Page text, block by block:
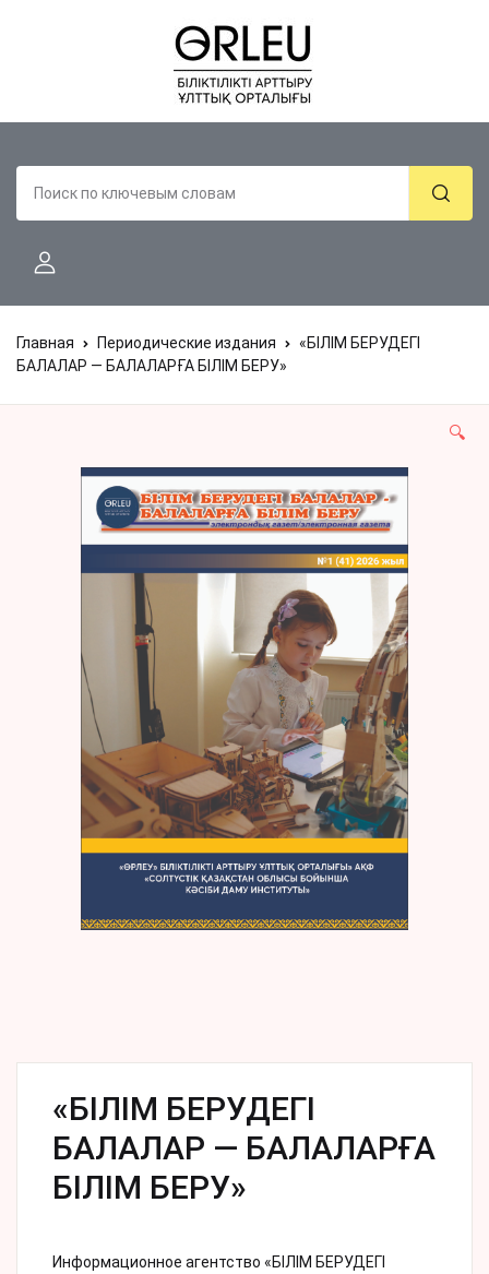
Главная Периодические издания
«БІЛІМ БЕРУДЕГІ
БАЛАЛАР — БАЛАЛАРҒА БІЛІМ БЕРУ»
🔍
«БІЛІМ БЕРУДЕГІ
БАЛАЛАР — БАЛАЛАРҒА
БІЛІМ БЕРУ»
Информационное агентство «БІЛІМ БЕРУДЕГІ